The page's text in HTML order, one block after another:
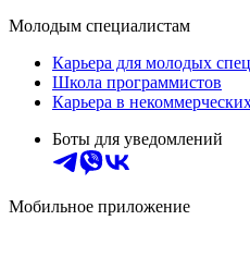
Молодым специалистам
Карьера для молодых
Школа программистов
Карьера в
Боты для уведомлений
Мобильное приложение